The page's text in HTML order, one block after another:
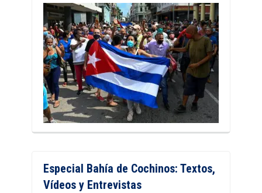
Especial Bahía de Cochinos: Textos,
Vídeos y Entrevistas